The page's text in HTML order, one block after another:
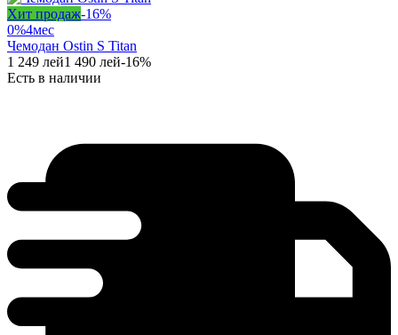
Хит продаж-16%
0%4мес
Чемодан Ostin S Titan
1 249 лей1 490 лей-16%
Есть в наличии